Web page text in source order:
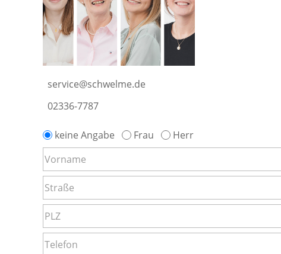
service@schwelme.de
02336-7787
keine Angabe Frau Herr